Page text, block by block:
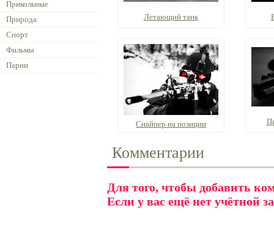
Прикольные
Природа
Спорт
Фильмы
Парни
Летающий танк
Снайпер на позиции
Комментарии
Для того, чтобы добавить
Если у вас ещё нет учётной